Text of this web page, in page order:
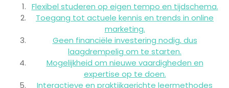
Flexibel studeren op eigen tempo en tijdschema.
Toegang tot actuele kennis en trends in online
marketing.
Geen financiële investering nodig, dus
laagdrempelig om te starten.
Mogelijkheid om nieuwe vaardigheden en
expertise op te doen.
Interactieve en praktijkgerichte leermethodes